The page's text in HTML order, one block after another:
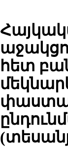
հետ